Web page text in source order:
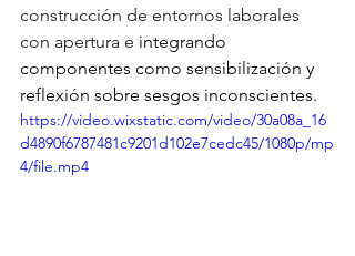
construcción de entornos laborales
con apertura e integrando
componentes como sensibilización y
reflexión sobre sesgos inconscientes.
https://video.wixstatic.com/video/30a08a_16
d4890f6787481c9201d102e7cedc45/1080p/mp
4/file.mp4